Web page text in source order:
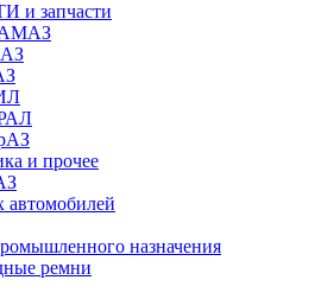
и запчасти
и прочее
автомобилей
назначения
ремни